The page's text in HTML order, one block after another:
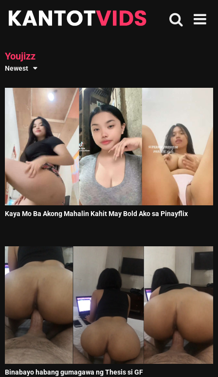
content
Youjizz
Newest
Kaya Mo Ba Akong Mahalin Kahit May Bold Ako sa Pinayflix
Binabayo habang gumagawa ng Thesis si GF